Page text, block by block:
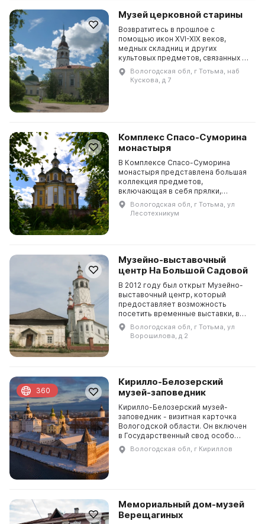
Музей церковной старины
Возвратитесь в прошлое с
помощью икон XVI-XIX веков,
медных складниц и других
культовых предметов, связанных с
церковью. Музей церковной
старины, расположенный в бывшем
храме Успения Пресвятой Богород...
Вологодская обл, г Тотьма, наб
Кускова, д 7
Комплекс Спасо-Суморина
монастыря
В Комплексе Спасо-Суморина
монастыря представлена большая
коллекция предметов,
включающая в себя прялки,
трепалы, швейные изделия,
берестяные предметы, гончарные
изделия, изразцы, посуду и мебель.
Вологодская обл, г Тотьма, ул
Лесотехникум
Музейно-выставочный
центр На Большой Садовой
В 2012 году был открыт Музейно-
выставочный центр, который
предоставляет возможность
посетить временные выставки, в
частности, «Тотемские женщины в
культуре» и «Ярмарку»,
посвящённую торговле и благотв...
Вологодская обл, г Тотьма, ул
Ворошилова, д 2
Кирилло-Белозерский
музей-заповедник
Кирилло-Белозерский музей-
заповедник - визитная карточка
Вологодской области. Он включен
в Государственный свод особо
ценных объектов культурного
наследия Российской Федерации с
Вологодская обл, г Кириллов
360
Мемориальный дом-музей
Верещагиных